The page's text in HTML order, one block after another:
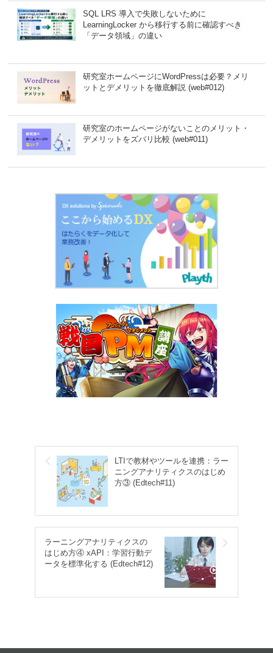
SQL LRS 導入で失敗しないために
LearningLocker から移行する前に確認すべき
「データ領域」の違い
研究室ホームページにWordPressは必要？メリ
ットとデメリットを徹底解説 (web#012)
研究室のホームページがないことのメリット・
デメリットをズバリ比較 (web#011)
LTIで教材やツールを連携：ラー
ニングアナリティクスのはじめ
方③ (Edtech#11)
ラーニングアナリティクスの
はじめ方④ xAPI：学習行動デ
ータを標準化する (Edtech#12)